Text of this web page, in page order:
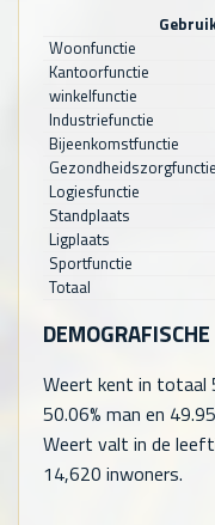
Woonfunctie
Kantoorfunctie
winkelfunctie
Industriefunctie
Bijeenkomstfunctie
Gezondheidszorgfunctie
Logiesfunctie
Standplaats
Ligplaats
Sportfunctie
Totaal
Weert kent in totaal
50.06% man en
Weert valt in de
14,620 inwoners.